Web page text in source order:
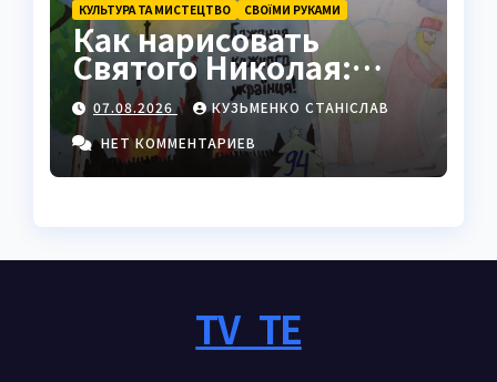
КУЛЬТУРА ТА МИСТЕЦТВО СВОЇМИ РУКАМИ
Как нарисовать
Святого Николая:
полный пошаговый
гайд с секретами
мастеров
07.08.2026
КУЗЬМЕНКО СТАНІСЛАВ
НЕТ КОММЕНТАРИЕВ
TV_TE